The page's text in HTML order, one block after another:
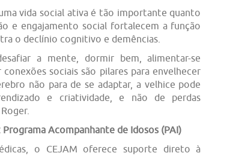
vida social ativa é tão importante quanto
e engajamento social fortalecem a função
o declínio cognitivo e demências.
a mente, dormir bem, alimentar-se
sociais são pilares para envelhecer
não para de se adaptar, a velhice pode
e criatividade, e não de perdas
Acompanhante de Idosos (PAI)
o CEJAM oferece suporte direto à